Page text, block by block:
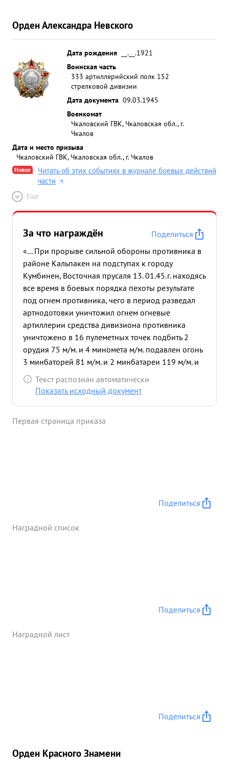
Орден Александра Невского
Дата рождения
__.__.1921
Воинская часть
333 артиллерийский полк 152
стрелковой дивизии
Дата документа 09.03.1945
Военкомат
Чкаловский ГВК, Чкаловская обл., г.
Чкалов
Дата и место призыва
Чкаловский ГВК, Чкаловская обл., г. Чкалов
Новое
Читать об этих событиях в журнале боевых действий
части
Ещё
За что награждён
Поделиться
«... При прорыве сильной обороны противника в
районе Кальпакен на подступах к городу
Кумбинен, Восточная прусаля 13. 01.45.г. находясь
все время в боевых порядка пехоты результате
под огнем противника, чего в период разведал
артнодотовки уничтожил огнем огневые
артиллерии средства дивизиона противника
уничтожено в 16 пулеметных точек подбить 2
орудия 75 м/м. и 4 миномета м/м. подавлен огонь
3 минбаторей 81 м/м. и 2 минбатареи 119 м/м. и
одна 105 м/ батарея развенно и частью
уничтожено до батальона противника При
исхоты сопровождая ее огнем и колесами
двух рот солдат и офицеров противника. Отмечая
огнем артиллерии дивизионд тов. Гайчин
Текст распознан автоматически
Показать исходный документ
Первая страница приказа
Поделиться
Наградной список
Поделиться
Наградной лист
Поделиться
Орден Красного Знамени